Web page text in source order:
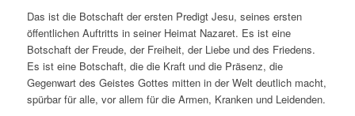
Das ist die Botschaft der ersten Predigt Jesu, seines ersten
öffentlichen Auftritts in seiner Heimat Nazaret. Es ist eine
Botschaft der Freude, der Freiheit, der Liebe und des Friedens.
Es ist eine Botschaft, die die Kraft und die Präsenz, die
Gegenwart des Geistes Gottes mitten in der Welt deutlich macht,
spürbar für alle, vor allem für die Armen, Kranken und Leidenden.